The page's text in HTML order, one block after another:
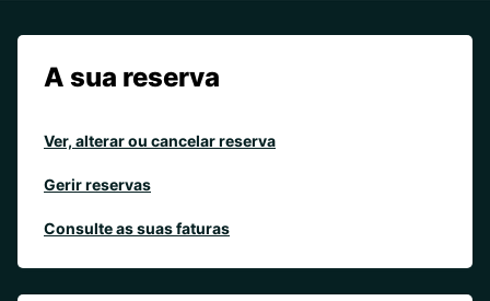
A sua reserva
Ver, alterar ou cancelar reserva
Gerir reservas
Consulte as suas faturas